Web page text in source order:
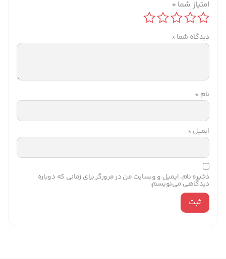
امتیاز شما *
دیدگاه شما*
نام *
ایمیل*
ذخیره نام، ایمیل و وبسایت من در مرورگر برای زمانی که دوباره
دیدگاهی می‌نویسم.